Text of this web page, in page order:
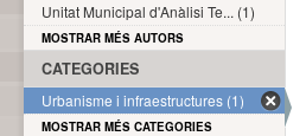
Unitat Municipal d'Anàlisi Te... (1)
MOSTRAR MÉS AUTORS
CATEGORIES
Urbanisme i infraestructures (1)
MOSTRAR MÉS CATEGORIES